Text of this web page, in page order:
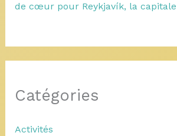
de cœur pour Reykjavík, la capitale
Catégories
Activités